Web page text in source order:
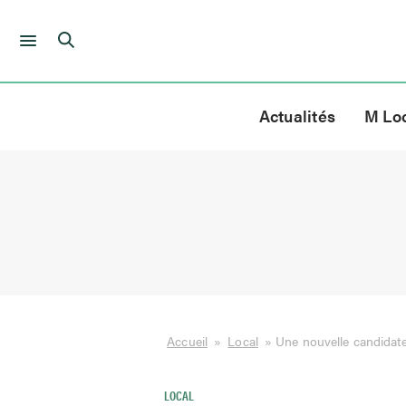
Skip
Actualités M
Accueil » Local » Une nouvelle
LOCAL